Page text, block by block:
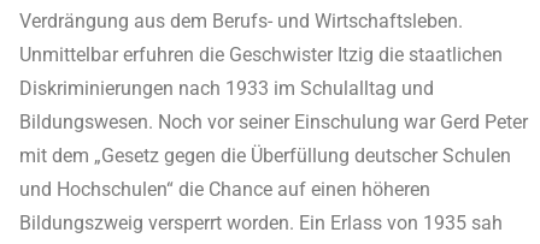
Verdrängung aus dem Berufs- und Wirtschaftsleben.
Unmittelbar erfuhren die Geschwister Itzig die staatlichen
Diskriminierungen nach 1933 im Schulalltag und
Bildungswesen. Noch vor seiner Einschulung war Gerd Peter
mit dem „Gesetz gegen die Überfüllung deutscher Schulen
und Hochschulen“ die Chance auf einen höheren
Bildungszweig versperrt worden. Ein Erlass von 1935 sah